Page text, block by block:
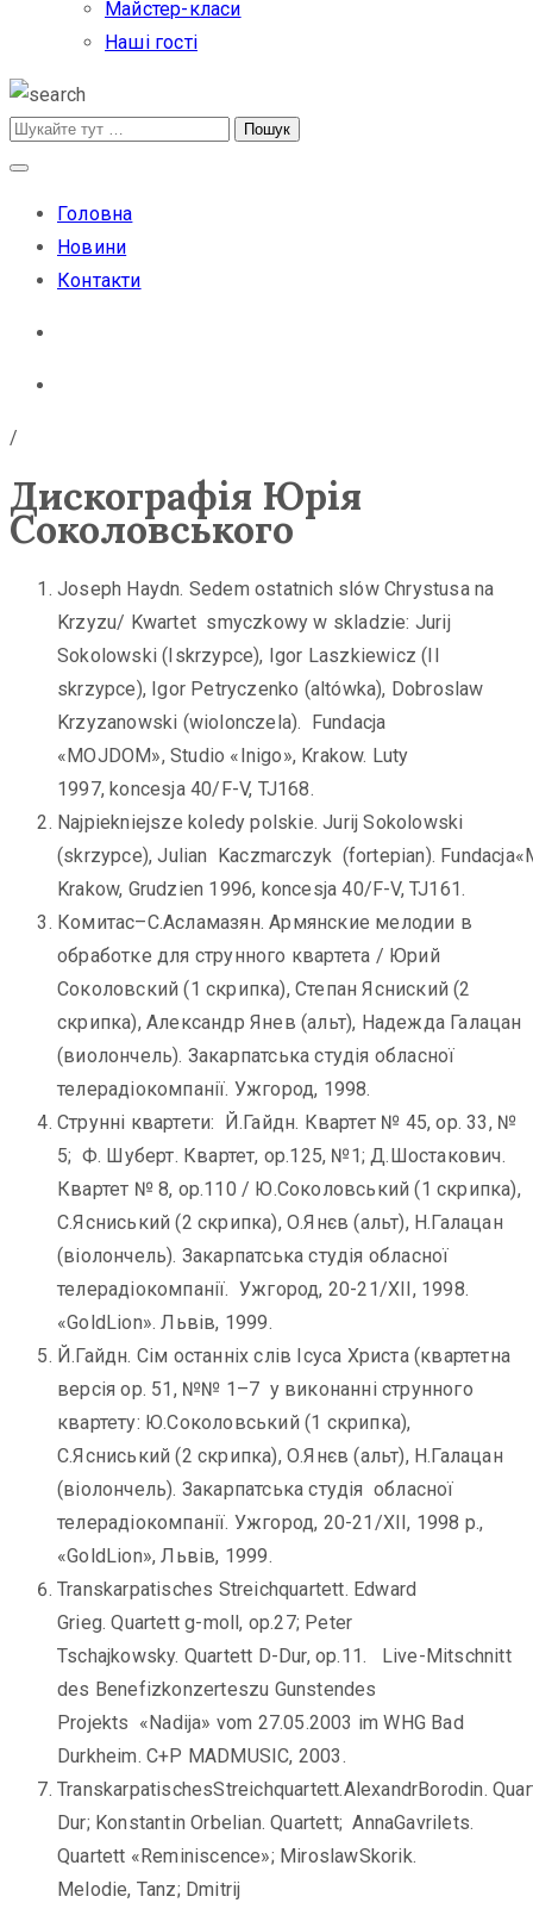
Майстер-класи
Наші гості
Головна
Новини
Контакти
/
Дискографія Юрія
Соколовського
Joseph Haydn. Sedem ostatniсh slów Chrystusa na
Krzyzu/ Kwartet smyczkowy w skladzie: Jurij
Sokolowski (Iskrzypce), Igor Laszkiewicz (II
skrzypce), Igor Petryczenko (altówka), Dobroslaw
Krzyzanowski (wiolonczela). Fundacja
«MOJDOM», Studio «Inigo», Krakow. Luty
1997, koncesja 40/F-V, TJ168.
Najpiekniejsze koledy polskie. Jurij Sokolowski
(skrzypce), Julian Kaczmarczyk (fortepian).
Krakow, Grudzien 1996, koncesja 40/F-V, TJ161.
Комитас–С.Асламазян. Армянские мелодии в
обработке для струнного квартета / Юрий
Соколовский (1 скрипка), Степан Ясниский (2
скрипка), Александр Янев (альт), Надежда Галацан
(виолончель). Закарпатська студія обласної
телерадіокомпанії. Ужгород, 1998.
Струнні квартети: Й.Гайдн. Квартет № 45, ор. 33, №
5; Ф. Шуберт. Квартет, ор.125, №1; Д.Шостакович.
Квартет № 8, ор.110 / Ю.Соколовський (1 скрипка),
С.Ясниський (2 скрипка), О.Янєв (альт), Н.Галацан
(віолончель). Закарпатська студія обласної
телерадіокомпанії. Ужгород, 20-21/ХІІ, 1998.
«GoldLion». Львів, 1999.
Й.Гайдн. Сім останніх слів Ісуса Христа (квартетна
версія ор. 51, №№ 1–7 у виконанні струнного
квартету: Ю.Соколовський (1 скрипка),
С.Ясниський (2 скрипка), О.Янєв (альт), Н.Галацан
(віолончель). Закарпатська студія обласної
телерадіокомпанії. Ужгород, 20-21/ХІІ, 1998 р.,
«GoldLion», Львів, 1999.
Transkarpatisches Streichquartett. Edward
Grieg. Quartett g-moll, op.27; Peter
Tschajkowsky. Quartett D-Dur, op.11. Live-Mitschnitt
des Benefizkonzerteszu Gunstendes
Projekts «Nadija» vom 27.05.2003 im WHG Bad
Durkheim. C+P MADMUSIC, 2003.
TranskarpatischesStreichquartett.AlexandrBorodin.
Dur; Konstantin Orbelian. Quartett; AnnaGavrilets.
Quartett «Reminiscence»; MiroslawSkorik.
Melodie, Tanz; Dmitrij